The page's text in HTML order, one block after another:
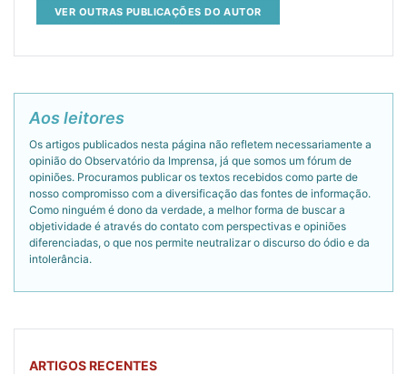
VER OUTRAS PUBLICAÇÕES DO AUTOR
Aos leitores
Os artigos publicados nesta página não refletem necessariamente a
opinião do Observatório da Imprensa, já que somos um fórum de
opiniões. Procuramos publicar os textos recebidos como parte de
nosso compromisso com a diversificação das fontes de informação.
Como ninguém é dono da verdade, a melhor forma de buscar a
objetividade é através do contato com perspectivas e opiniões
diferenciadas, o que nos permite neutralizar o discurso do ódio e da
intolerância.
ARTIGOS RECENTES